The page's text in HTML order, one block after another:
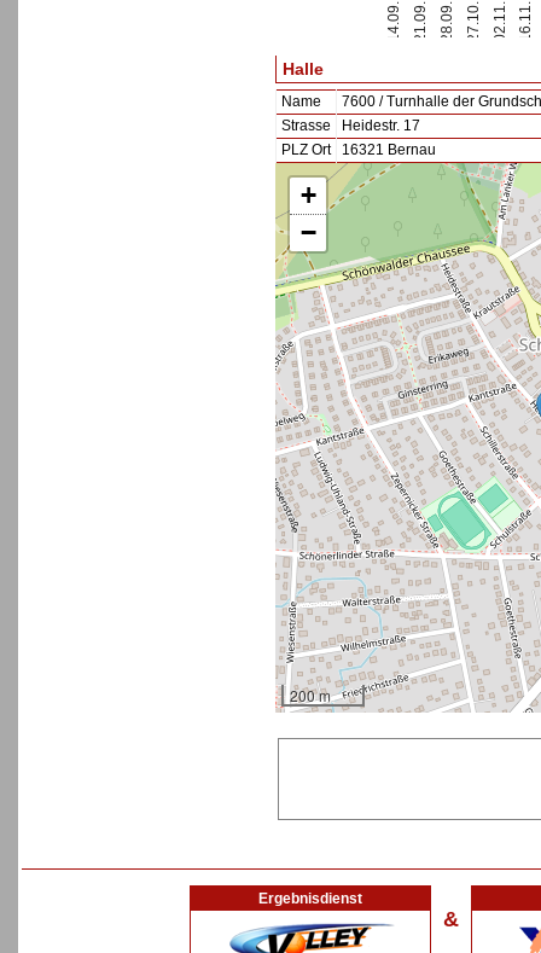
14.09. 21.09. 28.09. 27.10. 02.11. 16.11.
Halle
Name
7600 / Turnhalle der
Strasse
Heidestr. 17
PLZ Ort
16321 Bernau
+
−
200 m
Ergebnisdienst
&